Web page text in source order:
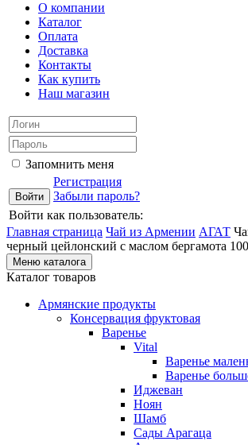
О компании
Каталог
Оплата
Доставка
Контакты
Как купить
Наш магазин
Запомнить меня
Регистрация
Забыли пароль?
Войти как пользователь:
Главная страница Чай из Армении АГАТ
черный цейлонский с маслом бергамота
Меню каталога
Каталог товаров
Армянские продукты
Консервация фруктовая
Варенье
Vital
Варенье
Варенье
Иджеван
Ноян
Шамб
Сады Арагаца